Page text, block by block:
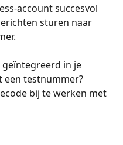
account succesvol
sturen naar
geïntegreerd in je
een testnummer?
bij te werken met